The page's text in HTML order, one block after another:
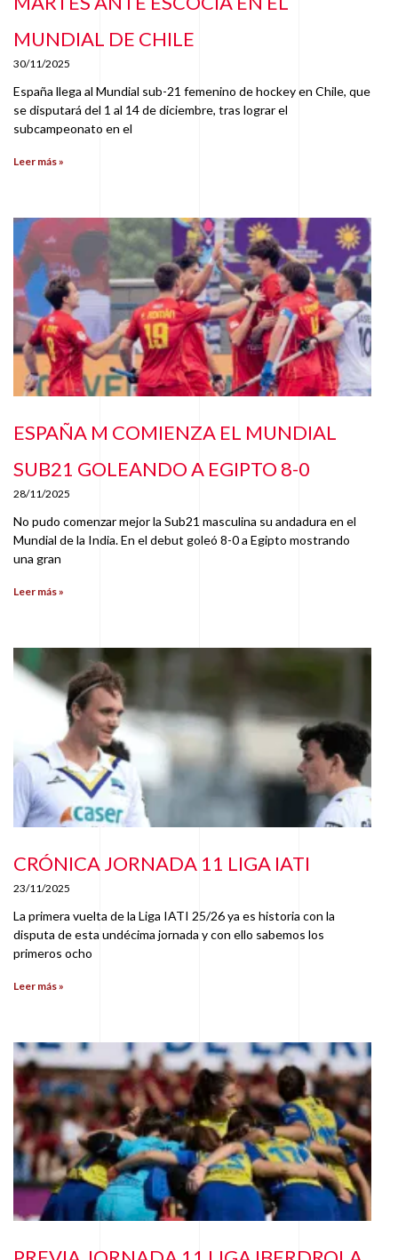
MUNDIAL DE CHILE
30/11/2025
España llega al Mundial sub-21 femenino de hockey en Chile, que
se disputará del 1 al 14 de diciembre, tras lograr el
subcampeonato en el
Leer más »
ESPAÑA M COMIENZA EL MUNDIAL
SUB21 GOLEANDO A EGIPTO 8-0
28/11/2025
No pudo comenzar mejor la Sub21 masculina su andadura en el
Mundial de la India. En el debut goleó 8-0 a Egipto mostrando
una gran
Leer más »
CRÓNICA JORNADA 11 LIGA IATI
23/11/2025
La primera vuelta de la Liga IATI 25/26 ya es historia con la
disputa de esta undécima jornada y con ello sabemos los
primeros ocho
Leer más »